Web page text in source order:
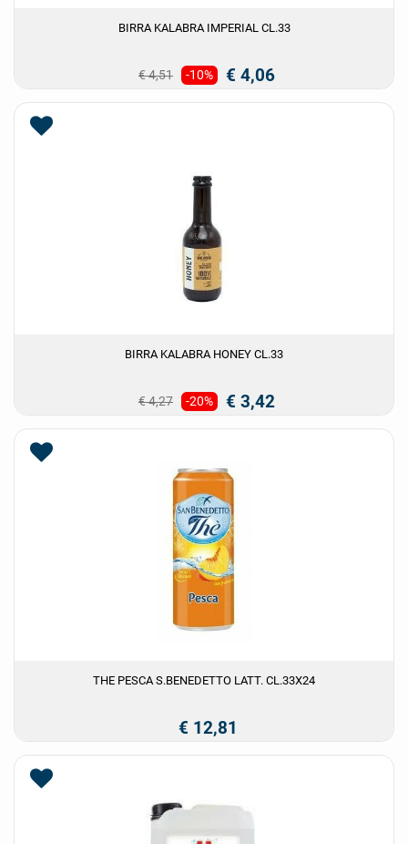
BIRRA KALABRA IMPERIAL CL.33
€ 4,51 -10% € 4,06
BIRRA KALABRA HONEY CL.33
€ 4,27 -20% € 3,42
THE PESCA S.BENEDETTO LATT. CL.33X24
€ 12,81